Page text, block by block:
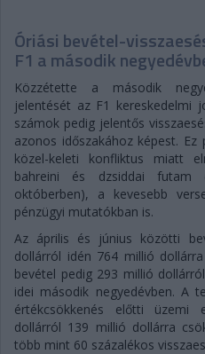
Óriási bevétel-
F1 a második
Közzétette a második
jelentését az F1 kereskedelmi
számok pedig jelentős
azonos időszakához képest.
közel-keleti konfliktus miatt
bahreini és dzsiddai futam
októberben), a kevesebb
pénzügyi mutatókban is.
Az április és június közötti
dollárról idén 764 millió
bevétel pedig 293 millió
idei második negyedévben. A
értékcsökkenés előtti üzemi
dollárról 139 millió dollárra
több mint 60 százalékos